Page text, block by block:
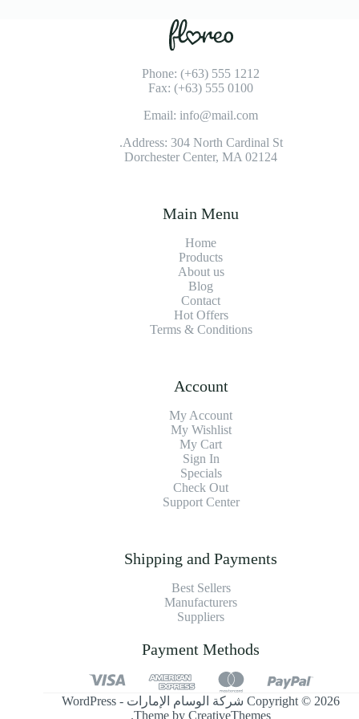
Phone: (+63) 555 1212
Fax: (+63) 555 0100
Email: info@mail.com
Address: 304 North Cardinal St.
Dorchester Center, MA 02124
Main Menu
Home
Products
About us
Blog
Contact
Hot Offers
Terms & Conditions
Account
My Account
My Wishlist
My Cart
Sign In
Specials
Check Out
Support Center
Shipping and Payments
Best Sellers
Manufacturers
Suppliers
Payment Methods
Copyright © 2026 شركة الوسام الإمارات - WordPress
Theme byCreativeThemes
.